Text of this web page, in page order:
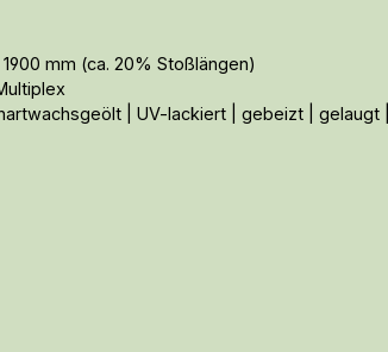
mm (ca. 20% Stoßlängen)
| UV-lackiert | gebeizt | gelaugt